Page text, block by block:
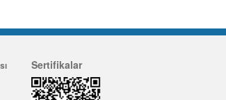
Sertifikalar